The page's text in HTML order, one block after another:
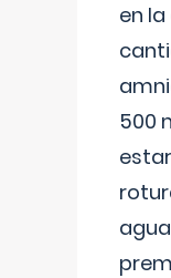
en
500